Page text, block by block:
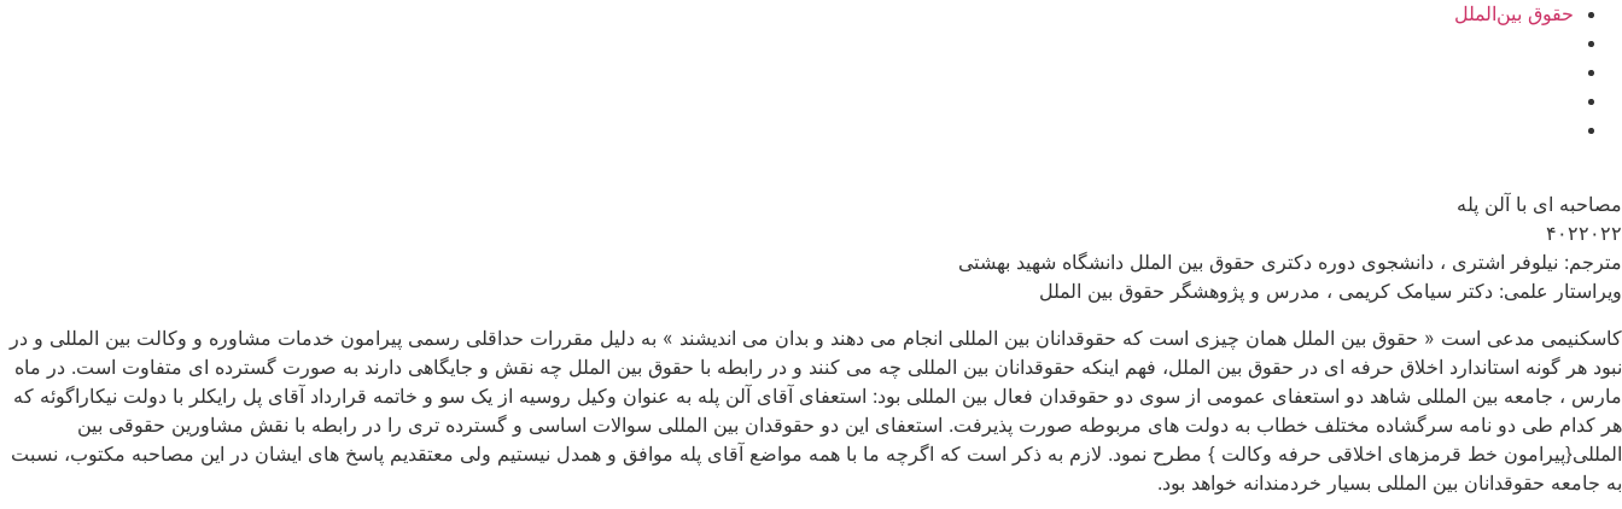
حقوق بین‌الملل
مصاحبه ای با آلن پله
۴۰۲۲۰۲۲
مترجم: نیلوفر اشتری ، دانشجوی دوره دکتری حقوق بین الملل دانشگاه شهید بهشتی
ویراستار علمی: دکتر سیامک کریمی ، مدرس و پژوهشگر حقوق بین الملل
کاسکنیمی مدعی است « حقوق بین الملل همان چیزی است که حقوقدانان بین المللی انجام می دهند و بدان می اندیشند » به دلیل مقررات حداقلی رسمی پیرامون خدمات مشاوره و وکالت بین المللی و در
نبود هر گونه استاندارد اخلاق حرفه ای در حقوق بین الملل، فهم اینکه حقوقدانان بین المللی چه می کنند و در رابطه با حقوق بین الملل چه نقش و جایگاهی دارند به صورت گسترده ای متفاوت است. در ماه
مارس ، جامعه بین المللی شاهد دو استعفای عمومی از سوی دو حقوقدان فعال بین المللی بود: استعفای آقای آلن پله به عنوان وکیل روسیه از یک سو و خاتمه قرارداد آقای پل رایکلر با دولت نیکاراگوئه که
هر کدام طی دو نامه سرگشاده مختلف خطاب به دولت های مربوطه صورت پذیرفت. استعفای این دو حقوقدان بین المللی سوالات اساسی و گسترده تری را در رابطه با نقش مشاورین حقوقی بین
المللی{پیرامون خط قرمزهای اخلاقی حرفه وکالت } مطرح نمود. لازم به ذکر است که اگرچه ما با همه مواضع آقای پله موافق و همدل نیستیم ولی معتقدیم پاسخ های ایشان در این مصاحبه مکتوب، نسبت
به جامعه حقوقدانان بین المللی بسیار خردمندانه خواهد بود.